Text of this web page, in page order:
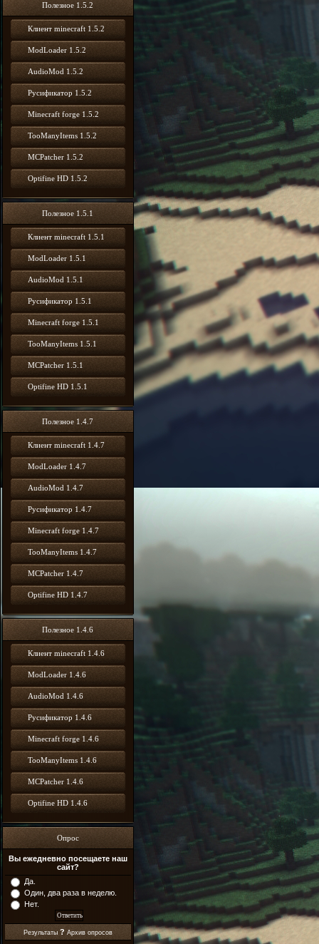
Полезное 1.5.2
Клиент minecraft 1.5.2
ModLoader 1.5.2
AudioMod 1.5.2
Русификатор 1.5.2
Minecraft forge 1.5.2
TooManyItems 1.5.2
MCPatcher 1.5.2
Optifine HD 1.5.2
Полезное 1.5.1
Клиент minecraft 1.5.1
ModLoader 1.5.1
AudioMod 1.5.1
Русификатор 1.5.1
Minecraft forge 1.5.1
TooManyItems 1.5.1
MCPatcher 1.5.1
Optifine HD 1.5.1
Полезное 1.4.7
Клиент minecraft 1.4.7
ModLoader 1.4.7
AudioMod 1.4.7
Русификатор 1.4.7
Minecraft forge 1.4.7
TooManyItems 1.4.7
MCPatcher 1.4.7
Optifine HD 1.4.7
Полезное 1.4.6
Клиент minecraft 1.4.6
ModLoader 1.4.6
AudioMod 1.4.6
Русификатор 1.4.6
Minecraft forge 1.4.6
TooManyItems 1.4.6
MCPatcher 1.4.6
Optifine HD 1.4.6
Опрос
Вы ежедневно посещаете наш
сайт?
Да.
Один, два раза в неделю.
Нет.
Результаты ? Архив опросов